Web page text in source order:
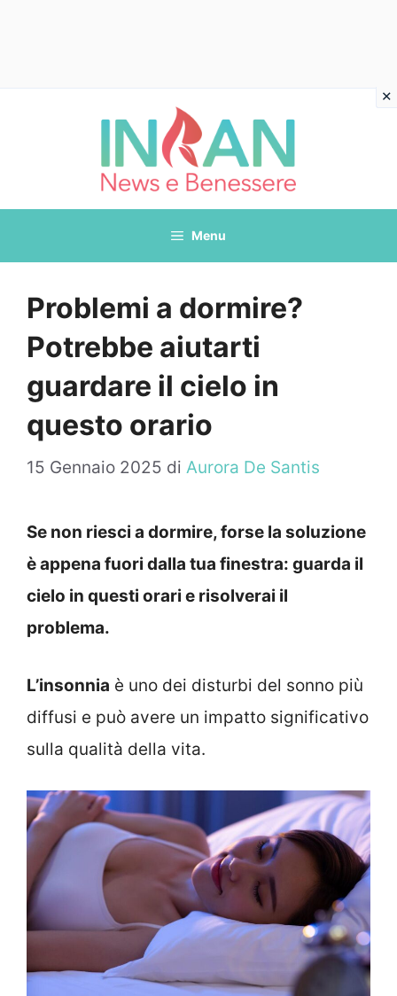
Menu
Problemi a dormire?
Potrebbe aiutarti
guardare il cielo in
questo orario
15 Gennaio 2025 di Aurora De Santis
Se non riesci a dormire, forse la soluzione
è appena fuori dalla tua finestra: guarda il
cielo in questi orari e risolverai il
problema.
L’insonnia è uno dei disturbi del sonno più
diffusi e può avere un impatto significativo
sulla qualità della vita.